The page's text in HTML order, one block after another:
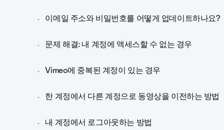
이메일 주소와 비밀번호를 어떻게 업데이트하나요?
문제 해결: 내 계정에 액세스할 수 없는 경우
Vimeo에 중복된 계정이 있는 경우
한 계정에서 다른 계정으로 동영상을 이전하는 방법
내 계정에서 로그아웃하는 방법